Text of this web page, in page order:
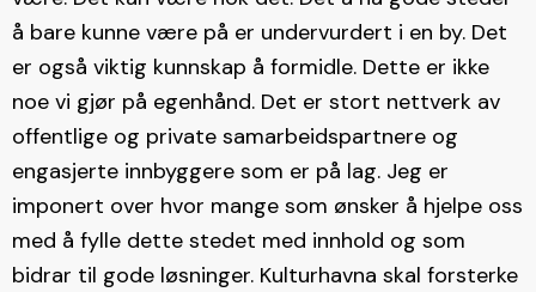
å bare kunne være på er undervurdert i en by. Det
er også viktig kunnskap å formidle. Dette er ikke
noe vi gjør på egenhånd. Det er stort nettverk av
offentlige og private samarbeidspartnere og
engasjerte innbyggere som er på lag. Jeg er
imponert over hvor mange som ønsker å hjelpe oss
med å fylle dette stedet med innhold og som
bidrar til gode løsninger. Kulturhavna skal forsterke